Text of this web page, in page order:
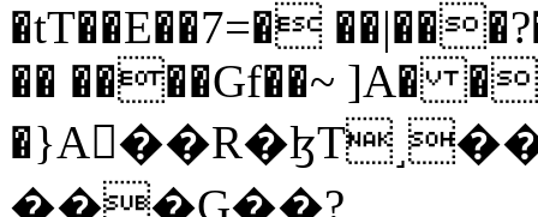
�tT��E��7=�
�� ����Gf��~ ]A�
���G��?